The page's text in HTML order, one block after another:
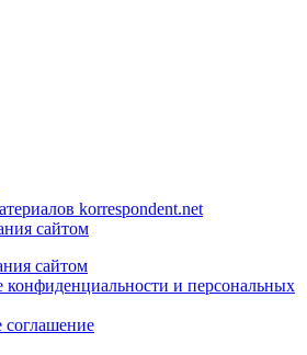
korrespondent.net
сайтом
сайтом
конфиденциальности и персональных
соглашение